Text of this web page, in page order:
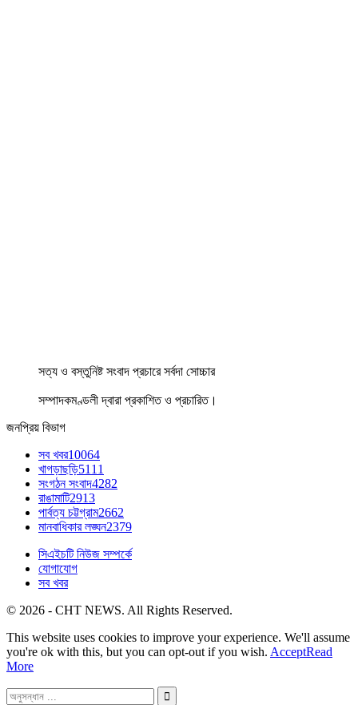
সত্য ও বস্তুনিষ্ট সংবাদ প্রচারে সর্বদা সোচ্চার
সম্পাদকমণ্ডলী দ্বারা প্রকাশিত ও প্রচারিত।
জনপ্রিয় বিভাগ
সব খবর10064
খাগড়াছড়ি5111
সংগঠন সংবাদ4282
রাঙামাটি2913
পার্বত্য চট্টগ্রাম2662
মানবাধিকার লঙ্ঘন2379
সিএইচটি নিউজ সম্পর্কে
যোগাযোগ
সব খবর
© 2026 - CHT NEWS. All Rights Reserved.
This website uses cookies to improve your experience. We'll assume
you're ok with this, but you can opt-out if you wish. AcceptRead
More